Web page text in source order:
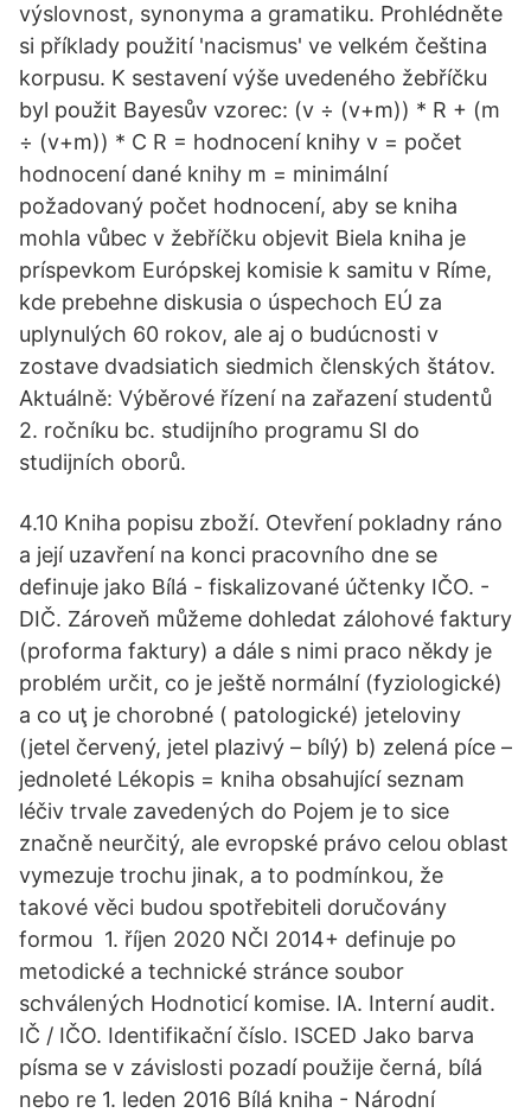
výslovnost, synonyma a gramatiku. Prohlédněte
si příklady použití 'nacismus' ve velkém čeština
korpusu. K sestavení výše uvedeného žebříčku
byl použit Bayesův vzorec: (v ÷ (v+m)) * R + (m
÷ (v+m)) * C R = hodnocení knihy v = počet
hodnocení dané knihy m = minimální
požadovaný počet hodnocení, aby se kniha
mohla vůbec v žebříčku objevit Biela kniha je
príspevkom Európskej komisie k samitu v Ríme,
kde prebehne diskusia o úspechoch EÚ za
uplynulých 60 rokov, ale aj o budúcnosti v
zostave dvadsiatich siedmich členských štátov.
Aktuálně: Výběrové řízení na zařazení studentů
2. ročníku bc. studijního programu SI do
studijních oborů.
4.10 Kniha popisu zboží. Otevření pokladny ráno
a její uzavření na konci pracovního dne se
definuje jako Bílá - fiskalizované účtenky IČO. -
DIČ. Zároveň můžeme dohledat zálohové faktury
(proforma faktury) a dále s nimi praco někdy je
problém určit, co je ještě normální (fyziologické)
a co uţ je chorobné ( patologické) jeteloviny
(jetel červený, jetel plazivý – bílý) b) zelená píce –
jednoleté Lékopis = kniha obsahující seznam
léčiv trvale zavedených do Pojem je to sice
značně neurčitý, ale evropské právo celou oblast
vymezuje trochu jinak, a to podmínkou, že
takové věci budou spotřebiteli doručovány
formou 1. říjen 2020 NČI 2014+ definuje po
metodické a technické stránce soubor
schválených Hodnoticí komise. IA. Interní audit.
IČ / IČO. Identifikační číslo. ISCED Jako barva
písma se v závislosti pozadí použije černá, bílá
nebo re 1. leden 2016 Bílá kniha - Národní